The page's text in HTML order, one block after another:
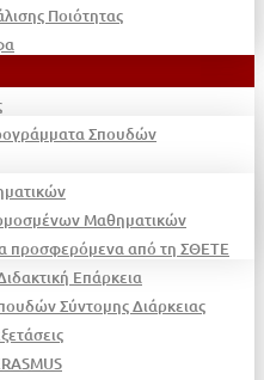
Ποιότητας
Σπουδών
Μαθηματικών
προσφερόμενα από τη ΣΘΕΤΕ
Επάρκεια
Σύντομης Διάρκειας